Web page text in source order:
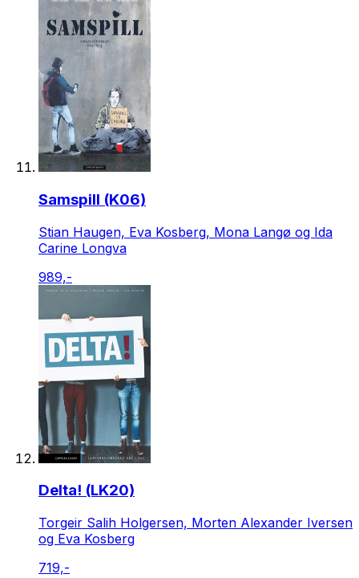
Samspill (K06)
Stian Haugen, Eva Kosberg, Mona Langø og Ida
Carine Longva
989,-
Delta! (LK20)
Torgeir Salih Holgersen, Morten Alexander Iversen
og Eva Kosberg
719,-